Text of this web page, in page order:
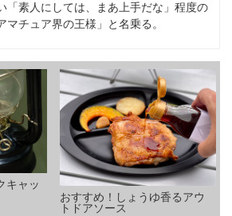
「素人にしては、まあ上手だな」程度の
マチュア界の王様」と名乗る。
キャッ
おすすめ！しょうゆ香るアウ
トドアソース